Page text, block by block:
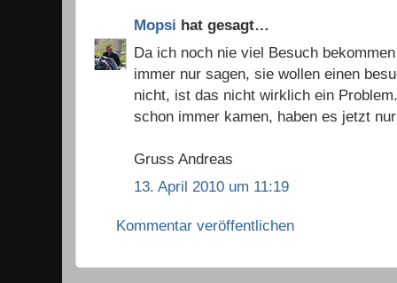
Mopsi hat gesagt…
Da ich noch nie viel Besuch
immer nur sagen, sie wollen einen
nicht, ist das nicht wirklich ein
schon immer kamen, haben es jetzt
Gruss Andreas
13. April 2010 um 11:19
Kommentar veröffentlichen